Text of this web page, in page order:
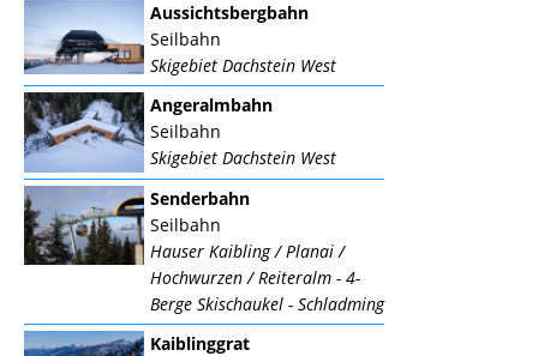
Aussichtsbergbahn
Seilbahn
Skigebiet Dachstein West
Angeralmbahn
Seilbahn
Skigebiet Dachstein West
Senderbahn
Seilbahn
Hauser Kaibling / Planai /
Hochwurzen / Reiteralm - 4-
Berge Skischaukel - Schladming
Kaiblinggrat